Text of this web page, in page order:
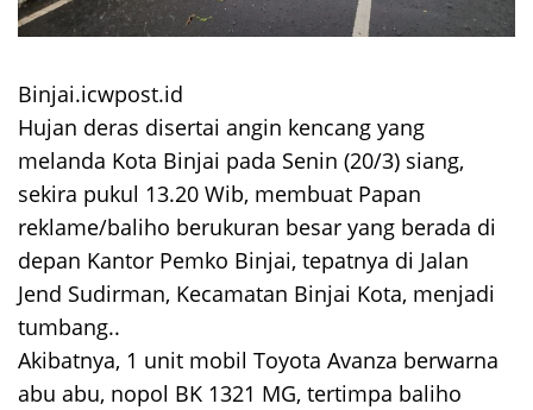
Binjai.icwpost.id
Hujan deras disertai angin kencang yang
melanda Kota Binjai pada Senin (20/3) siang,
sekira pukul 13.20 Wib, membuat Papan
reklame/baliho berukuran besar yang berada di
depan Kantor Pemko Binjai, tepatnya di Jalan
Jend Sudirman, Kecamatan Binjai Kota, menjadi
tumbang..
Akibatnya, 1 unit mobil Toyota Avanza berwarna
abu abu, nopol BK 1321 MG, tertimpa baliho